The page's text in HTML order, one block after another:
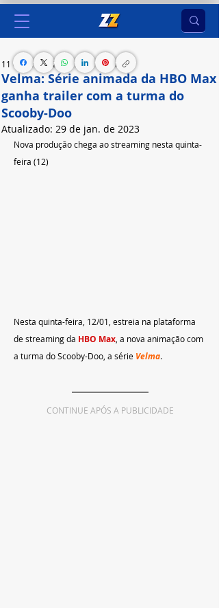
Velma: Série animada da HBO Max
ganha trailer com a turma do
Scooby-Doo
11 de jan. de 2023 1 min de leitura
Atualizado: 29 de jan. de 2023
Nova produção chega ao streaming nesta quinta-
feira (12)
Nesta quinta-feira, 12/01, estreia na plataforma
de streaming da HBO Max, a nova animação com
a turma do Scooby-Doo, a série Velma.
CONTINUE APÓS A PUBLICIDADE